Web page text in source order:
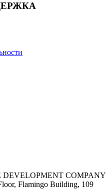
DEVELOPMENT COMPANY
Flamingo Building, 109